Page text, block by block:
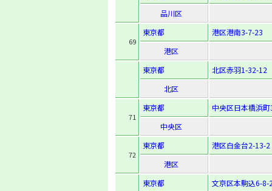
品川区
69
東京都
港区港南3-7-23
港区
東京都
北区赤羽1-32-12
北区
71
東京都
中央区日本橋浜
中央区
72
東京都
港区白金台2-13-2
港区
東京都
文京区本駒込6-8-